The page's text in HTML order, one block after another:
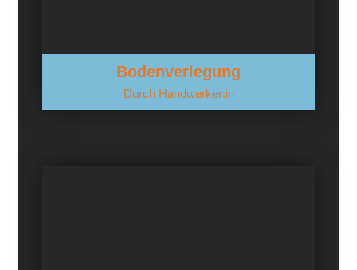
Bodenverlegung
Durch Handwerker:in